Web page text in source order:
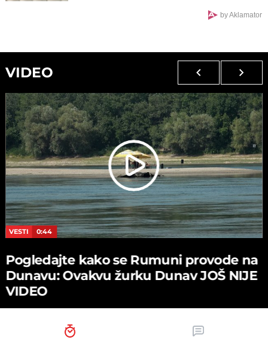
by Aklamator
VIDEO
VESTI 0:44
Pogledajte kako se Rumuni provode na
Dunavu: Ovakvu žurku Dunav JOŠ NIJE
VIDEO